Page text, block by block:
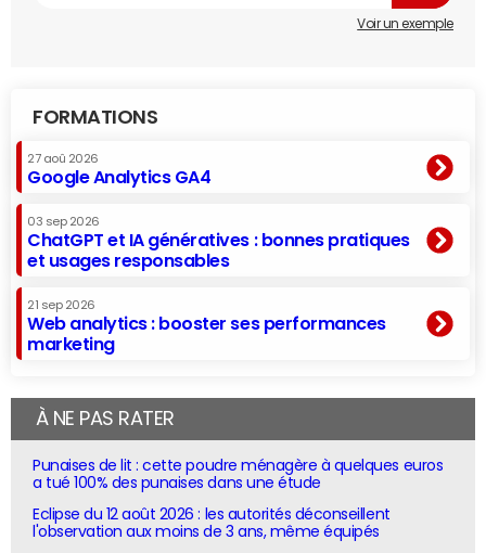
Voir un exemple
FORMATIONS
27 aoû 2026
Google Analytics GA4
03 sep 2026
ChatGPT et IA génératives : bonnes pratiques
et usages responsables
21 sep 2026
Web analytics : booster ses performances
marketing
À NE PAS RATER
Punaises de lit : cette poudre ménagère à quelques euros
a tué 100% des punaises dans une étude
Eclipse du 12 août 2026 : les autorités déconseillent
l'observation aux moins de 3 ans, même équipés